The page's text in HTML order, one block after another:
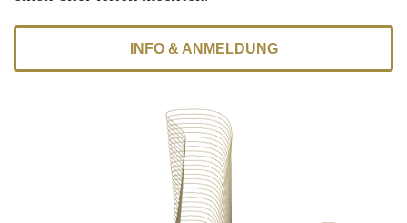
INFO & ANMELDUNG